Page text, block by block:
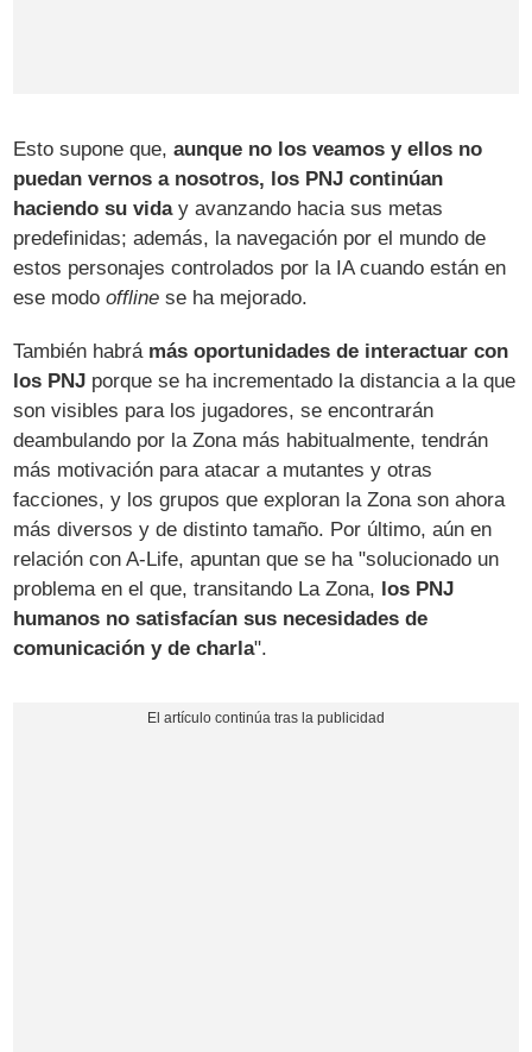
Esto supone que,aunque no los veamos y ellos no
puedan vernos a nosotros, los PNJ continúan
haciendo su viday avanzando hacia sus metas
predefinidas; además, la navegación por el mundo de
estos personajes controlados por la IA cuando están en
ese modooffline se ha mejorado.
También habrá más oportunidades de interactuar con
los PNJ porque se ha incrementado la distancia a la que
son visibles para los jugadores, se encontrarán
deambulando por la Zona más habitualmente, tendrán
más motivación para atacar a mutantes y otras
facciones, y los grupos que exploran la Zona son ahora
más diversos y de distinto tamaño. Por último, aún en
relación con A-Life, apuntan que se ha "solucionado un
problema en el que, transitando La Zona, los PNJ
humanos no satisfacían sus necesidades de
comunicación y de charla".